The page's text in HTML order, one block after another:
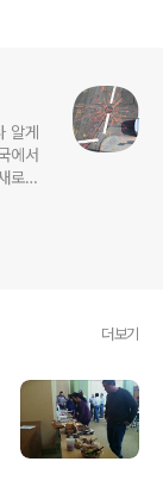
알게
로운
니다.
더보기